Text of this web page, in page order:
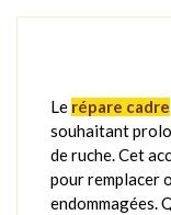
Le répare cadre
souhaitant
de ruche. Cet
pour remplacer
endommagées.